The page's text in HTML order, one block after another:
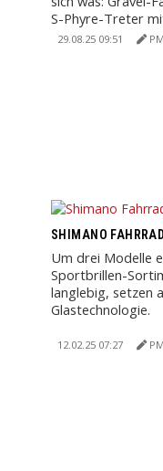
S-Phyre-Treter
Für
29.08.25 09:51
SHIMANO
Um drei Modelle
Sportbrillen-
langlebig, setzen
Glastechnologie.
12.02.25 07:27